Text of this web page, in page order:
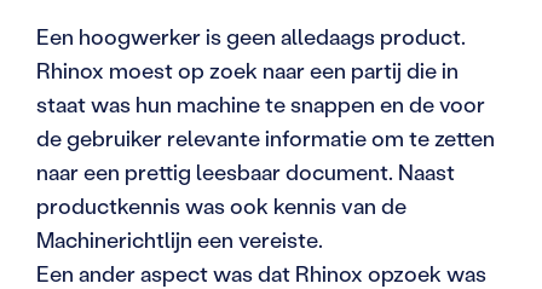
Een hoogwerker is geen alledaags product.
Rhinox moest op zoek naar een partij die in
staat was hun machine te snappen en de voor
de gebruiker relevante informatie om te zetten
naar een prettig leesbaar document. Naast
productkennis was ook kennis van de
Machinerichtlijn een vereiste.
Een ander aspect was dat Rhinox opzoek was